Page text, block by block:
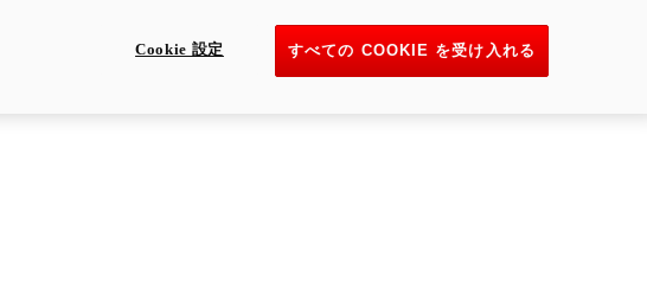
すべての COOKIE を受け入れる
Cookie 設定